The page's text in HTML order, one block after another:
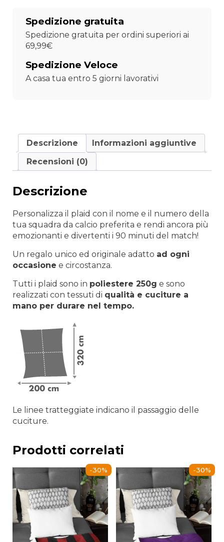
Calcio
"Lazio"
320x200
personalizzata
con
nome
Spedizione gratuita
Spedizione gratuita per ordini superiori ai
69,99€
Spedizione Veloce
A casa tua entro 5 giorni lavorativi
Descrizione
Informazioni aggiuntive
Recensioni (0)
Descrizione
Personalizza il plaid con il nome e il numero della
tua squadra da calcio preferita e rendi ancora più
emozionanti e divertenti i 90 minuti del match!
Un regalo unico ed originale adatto ad ogni
occasione e circostanza.
Tutti i plaid sono in poliestere 250g e sono
realizzati con tessuti di qualità e cuciture a
mano per durare nel tempo.
Le linee tratteggiate indicano il passaggio delle
cuciture.
Prodotti correlati
-30% -30%